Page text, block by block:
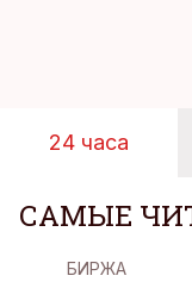
24 часа
САМЫЕ
БИРЖА